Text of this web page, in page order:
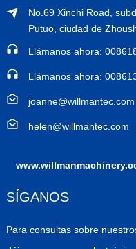
No.69 Xinchi Road,
Putuo, ciudad de
Llámanos ahora:
Llámanos ahora:
joanne@willmantec.com
helen@willmantec.com
SÍGANOS
Para consultas sobre